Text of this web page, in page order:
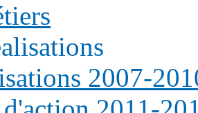
2007-